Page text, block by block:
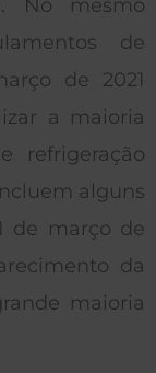
No mesmo
de
de 2021
a maioria
refrigeração
alguns
de março de
da
maioria